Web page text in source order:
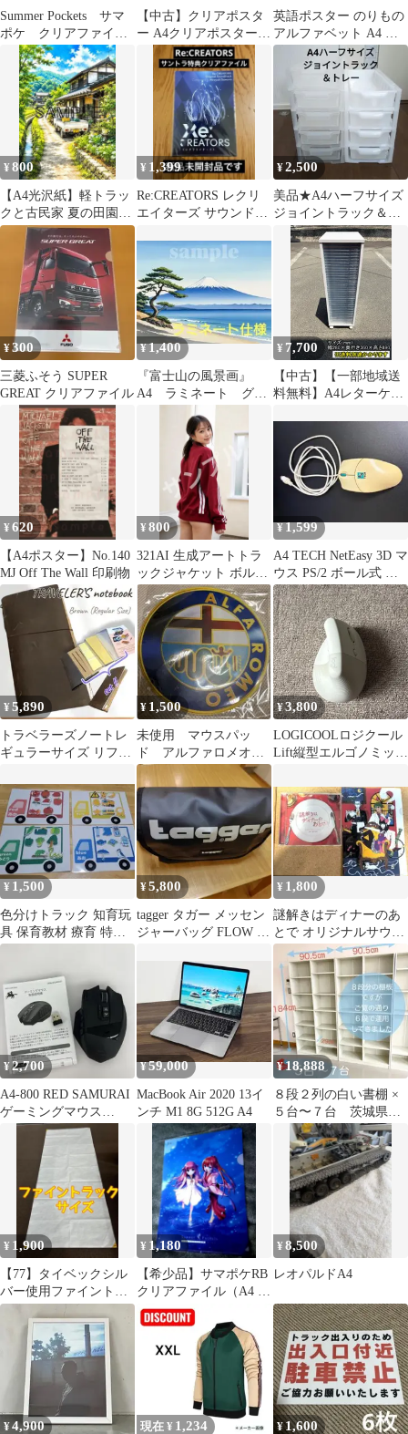
ロ ヴィンテージ ア
ンティーク
Summer Pockets サマ
ポケ クリアファイ
ル 計4枚 まとめ売り
【中古】クリアポスタ
ー A4クリアポスター
ココ＆キーフリー
「CD TVアニメ とんが
り帽子のアトリエ オリ
ジナル・サウンドトラ
ック」 楽天ブックス特
英語ポスター のりもの
アルファベット A4 モ
ンテッソーリ 車 はたら
くくるま
¥800
【A4光沢紙】軽トラッ
クと古民家 夏の田園風
景 日本の田舎
¥ 1,399
Re:CREATORS レクリ
エイターズ サウンドト
イル
¥2,500
美品★A4ハーフサイズ
ジョイントラック＆ト
レーセット 収納
¥300
三菱ふそう SUPER
GREAT クリアファイル
¥1,400
『富士山の風景画』
A4 ラミネート グラ
ポスター ヒーリング
¥ 7,700
【中古】【一部地域送
料無料】A4レターケー
ケース F-HF-093-
0619A
¥620
【A4ポスター】No.140
MJ Off The Wall 印刷物
¥800
321AI 生成アートトラ
ックジャケット ボルド
ー A4光沢紙ポスター
（再出品）
¥1,599
A4 TECH NetEasy 3D マ
ウス PS/2 ボール式 レ
トロPC
¥5,890
トラベラーズノートレ
ギュラーサイズ リフィ
アホルダー入
¥ 1,500
未使用 マウスパッ
ド アルファロメオ
アルファ 丸型 ノベ
ルティ 希少
¥3,800
LOGICOOLロジクール
Lift縦型エルゴノミック
¥ 1,500
色分けトラック 知育玩
具 保育教材 療育 特別
支援学級 おもちゃ
¥5,800
tagger タガー メッセン
ジャーバッグ FLOW ブ
¥ 1,800
謎解きはディナーのあ
とで オリジナルサウン
ドトラック＆ミニ クリ
アファイル
¥2,700
A4-800 RED SAMURAI
ゲーミングマウス
2.4GHz
¥59,000
MacBook Air 2020 13イ
ンチ M1 8G 512G A4
¥18,888
８段２列の白い書棚 ×
５台〜７台 茨城県中
¥ 1,900
【77】タイベックシル
バー使用ファイントラ
ックカミナモノポール
１用グランドシート
¥ 1,180
【希少品】サマポケRB
クリアファイル（A4 1
枚）
¥8,500
レオパルドA4
¥4,900 現在 ¥ 1,234 ¥1,600